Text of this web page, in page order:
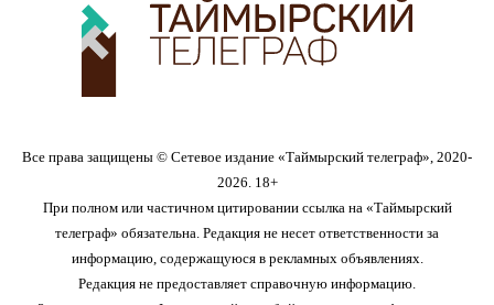
Все права защищены © Сетевое издание «Таймырский телеграф», 2020-
2026. 18+
При полном или частичном цитировании ссылка на «Таймырский
телеграф» обязательна. Редакция не несет ответственности за
информацию, содержащуюся в рекламных объявлениях.
Редакция не предоставляет справочную информацию.